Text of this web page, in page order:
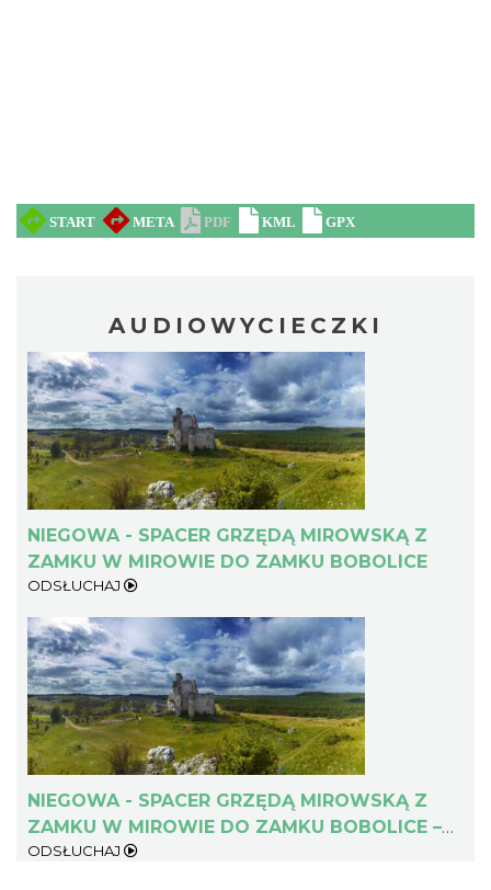
AUDIOWYCIECZKI
NIEGOWA - SPACER GRZĘDĄ MIROWSKĄ Z
ZAMKU W MIROWIE DO ZAMKU BOBOLICE
ODSŁUCHAJ
NIEGOWA - SPACER GRZĘDĄ MIROWSKĄ Z
ZAMKU W MIROWIE DO ZAMKU BOBOLICE –
DLA DZIECI
ODSŁUCHAJ